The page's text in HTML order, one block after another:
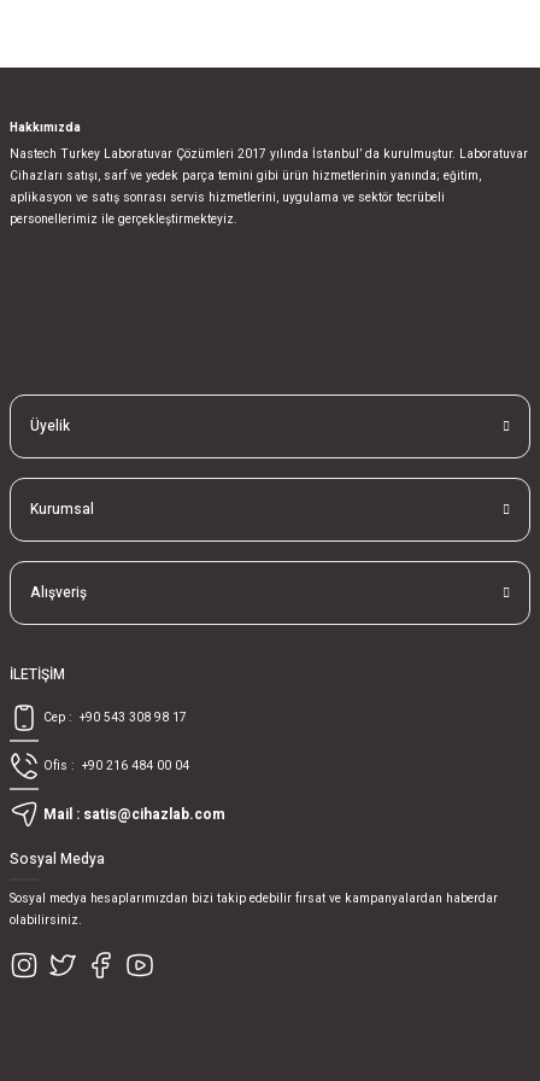
Hakkımızda
Nastech Turkey Laboratuvar Çözümleri 2017 yılında İstanbul’ da kurulmuştur. Laboratuvar
Cihazları satışı, sarf ve yedek parça temini gibi ürün hizmetlerinin yanında; eğitim,
aplikasyon ve satış sonrası servis hizmetlerini, uygulama ve sektör tecrübeli
personellerimiz ile gerçekleştirmekteyiz.
Üyelik
Kurumsal
Alışveriş
İLETİŞİM
Cep : +90 543 308 98 17
Ofis : +90 216 484 00 04
Mail : satis@cihazlab.com
Sosyal Medya
Sosyal medya hesaplarımızdan bizi takip edebilir fırsat ve kampanyalardan haberdar
olabilirsiniz.